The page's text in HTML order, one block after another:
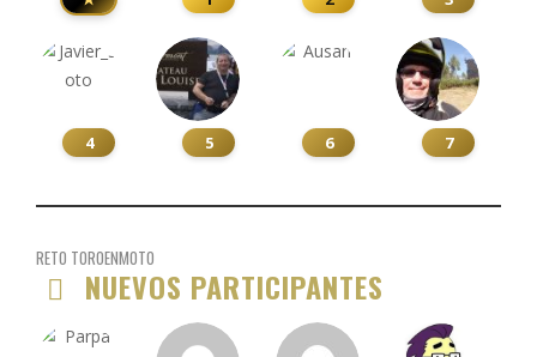
4 5 6 7
RETO TOROENMOTO
NUEVOS PARTICIPANTES